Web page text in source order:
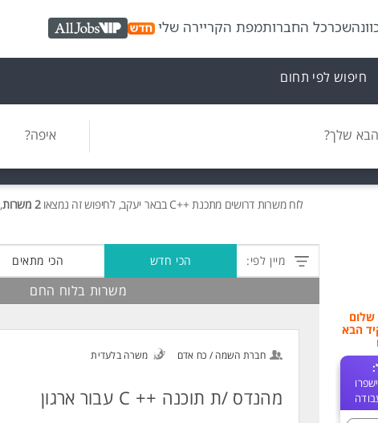
שכרכל החברותמפת הקריירה שלי AllJobs VIP
חיפוש לפי תחום
שלך? איפה?
לוח משרות דרושים מתכנת ++C בבאר יעקב, לחיפוש זה נמצאו 2 משרות ,
שלום
הבא
מיין לפי: הכי חדש הכי מתאים
משרות בלוח החם
חברת השמה / כח אדם משרה בלעדית
מהנדס /ת תוכנה ++ C עבור ארגון